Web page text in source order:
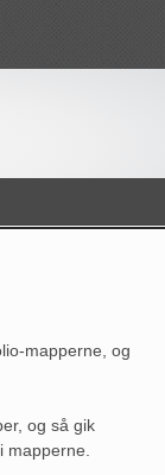
mapperne, og
og så gik